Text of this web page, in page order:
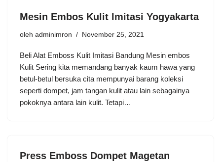
Mesin Embos Kulit Imitasi Yogyakarta
oleh adminimron November 25, 2021
Beli Alat Emboss Kulit Imitasi Bandung Mesin embos
Kulit Sering kita memandang banyak kaum hawa yang
betul-betul bersuka cita mempunyai barang koleksi
seperti dompet, jam tangan kulit atau lain sebagainya
pokoknya antara lain kulit. Tetapi…
Press Emboss Dompet Magetan